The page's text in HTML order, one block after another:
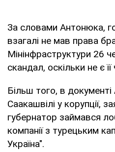
За словами Антонюка,
взагалі не мав права
Мінінфраструктури 26
скандал, оскільки не є
Більш того, в
Саакашвілі у корупції,
губернатор займався
компанії з турецьким
Україна".